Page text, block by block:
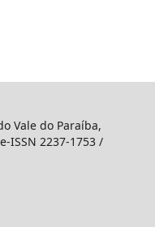
Vale do Paraíba,
ISSN 2237-1753 /